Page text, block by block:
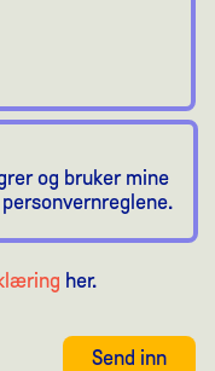
og bruker mine
her.
Send inn